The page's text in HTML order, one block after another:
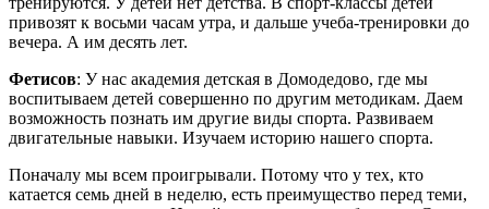
привозят к восьми часам утра, и дальше учеба-тренировки до
вечера. А им десять лет.
Фетисов: У нас академия детская в Домодедово, где мы
воспитываем детей совершенно по другим методикам. Даем
возможность познать им другие виды спорта. Развиваем
двигательные навыки. Изучаем историю нашего спорта.
Поначалу мы всем проигрывали. Потому что у тех, кто
катается семь дней в неделю, есть преимущество перед теми,